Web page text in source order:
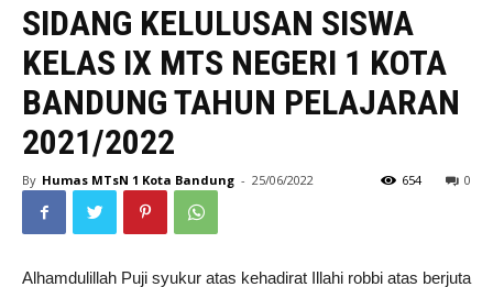
SIDANG KELULUSAN SISWA
KELAS IX MTS NEGERI 1 KOTA
BANDUNG TAHUN PELAJARAN
2021/2022
By Humas MTsN 1 Kota Bandung - 25/06/2022 0
654
Alhamdulillah Puji syukur atas kehadirat Illahi robbi atas berjuta